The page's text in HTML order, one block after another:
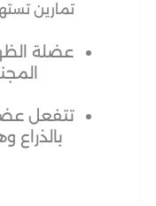
تمارين
تتفعل